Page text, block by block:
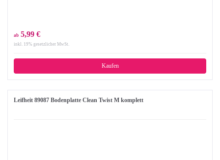
ab 5,99 €
inkl. 19% gesetzlicher MwSt.
Kaufen
Leifheit 89087 Bodenplatte Clean Twist M komplett